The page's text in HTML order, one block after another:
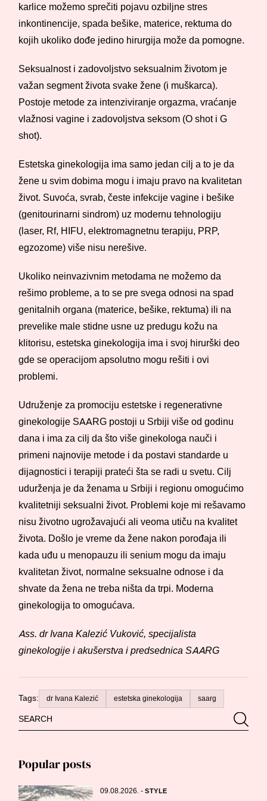
Search
for:
Popular posts
09.08.2026.-STYLE
karlice možemo sprečiti pojavu ozbiljne stres
inkontinencije, spada bešike, materice, rektuma do
kojih ukoliko dođe jedino hirurgija može da pomogne.
Seksualnost i zadovoljstvo seksualnim životom je
važan segment života svake žene (i muškarca).
Postoje metode za intenziviranje orgazma, vraćanje
vlažnosi vagine i zadovoljstva seksom (O shot i G
shot).
Estetska ginekologija ima samo jedan cilj a to je da
žene u svim dobima mogu i imaju pravo na kvalitetan
život. Suvoća, svrab, česte infekcije vagine i bešike
(genitourinarni sindrom) uz modernu tehnologiju
(laser, Rf, HIFU, elektromagnetnu terapiju, PRP,
egzozome) više nisu nerešive.
Ukoliko neinvazivnim metodama ne možemo da
rešimo probleme, a to se pre svega odnosi na spad
genitalnih organa (materice, bešike, rektuma) ili na
prevelike male stidne usne uz predugu kožu na
klitorisu, estetska ginekologija ima i svoj hirurški deo
gde se operacijom apsolutno mogu rešiti i ovi
problemi.
Udruženje za promociju estetske i regenerativne
ginekologije SAARG postoji u Srbiji više od godinu
dana i ima za cilj da što više ginekologa nauči i
primeni najnovije metode i da postavi standarde u
dijagnostici i terapiji prateći šta se radi u svetu. Cilj
udurženja je da ženama u Srbiji i regionu omogućimo
kvalitetniji seksualni život. Problemi koje mi rešavamo
nisu životno ugrožavajući ali veoma utiču na kvalitet
života. Došlo je vreme da žene nakon porođaja ili
kada uđu u menopauzu ili senium mogu da imaju
kvalitetan život, normalne seksualne odnose i da
shvate da žena ne treba ništa da trpi. Moderna
ginekologija to omogućava.
Ass. dr Ivana Kalezić Vuković, specijalista
ginekologije i akušerstva i predsednica SAARG
Tags: dr Ivana Kalezić estetska ginekologija saarg